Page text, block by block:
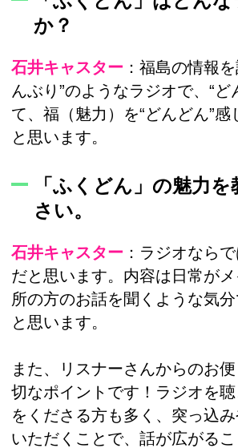
か？
石井キャスター ：福島の情報
んぶり”のようなラジオで、“ど
て、福（魅力）を“どんどん”感
と思います。
「ふくどん」の魅力
さい。
石井キャスター ：ラジオなら
だと思います。内容は日常が
所の方のお話を聞くような気
と思います。
また、リスナーさんからのお
切なポイントです！ラジオを
をくださる方も多く、突っ込
いただくことで、話が広がる